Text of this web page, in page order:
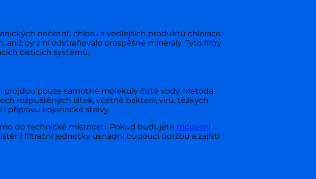
nečistot, chloru a vedlejších produktů chlorace.
by z ní odstraňovalo prospěšné minerály. Tyto filtry
čisticích systémů.
pouze samotné molekuly čisté vody. Metoda,
rozpuštěných látek, včetně bakterií, virů, těžkých
přípravu kojenecké stravy.
do technické místnosti. Pokud budujete moderní
filtrační jednotky usnadní budoucí údržbu a zajistí